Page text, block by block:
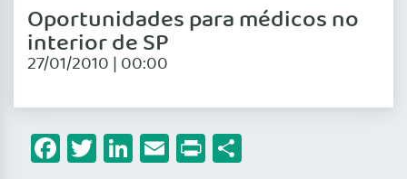
Oportunidades para médicos no
interior de SP
27/01/2010 | 00:00
Facebook
Twitter
LinkedIn
Email
Print